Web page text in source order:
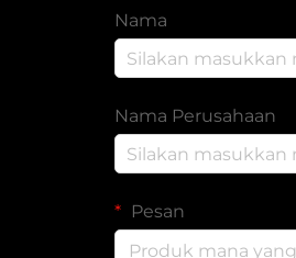
Nama
Nama Perusahaan
Pesan